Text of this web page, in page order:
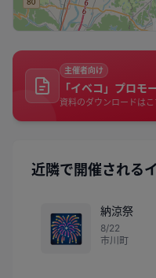
主催者向け
「イベコ」プロモ
資料のダウンロードはこ
近隣で開催される
🎆
納涼祭
8/22
市川町